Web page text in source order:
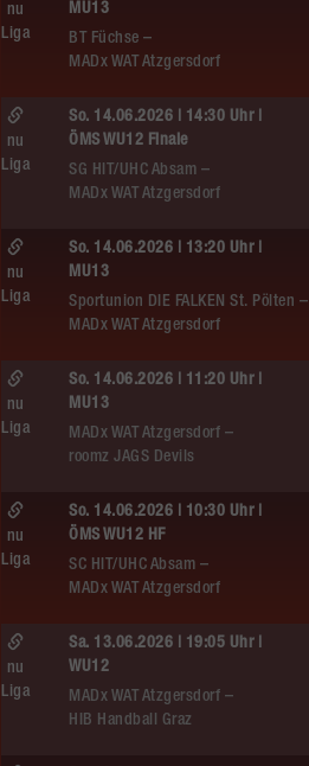
MU13
BT Füchse –
MADx WAT Atzgersdorf
nu
Liga
So. 14.06.2026 | 14:30 Uhr |
ÖMS WU12 Finale
SG HIT/UHC Absam –
MADx WAT Atzgersdorf
nu
Liga
So. 14.06.2026 | 13:20 Uhr |
MU13
Sportunion DIE FALKEN St. Pölten –
MADx WAT Atzgersdorf
nu
Liga
So. 14.06.2026 | 11:20 Uhr |
MU13
MADx WAT Atzgersdorf –
roomz JAGS Devils
nu
Liga
So. 14.06.2026 | 10:30 Uhr |
ÖMS WU12 HF
SC HIT/UHC Absam –
MADx WAT Atzgersdorf
nu
Liga
Sa. 13.06.2026 | 19:05 Uhr |
WU12
MADx WAT Atzgersdorf –
HIB Handball Graz
nu
Liga